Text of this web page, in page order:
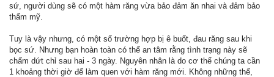
sứ, người dùng sẽ có một hàm răng vừa bảo đảm ăn nhai và đảm bảo
thẩm mỹ.
Tuy là vậy nhưng, có một số trường hợp bị ê buốt, đau răng sau khi
bọc sứ. Nhưng bạn hoàn toàn có thể an tâm rằng tình trạng này sẽ
chấm dứt chỉ sau hai - 3 ngày. Nguyên nhân là do cơ thể chúng ta cần
1 khoảng thời giờ để làm quen với hàm răng mới. Không những thế,